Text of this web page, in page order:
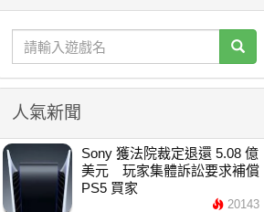
人氣新聞
Sony 獲法院裁定退還 5.08 億
美元 玩家集體訴訟要求補償
PS5 買家
20143